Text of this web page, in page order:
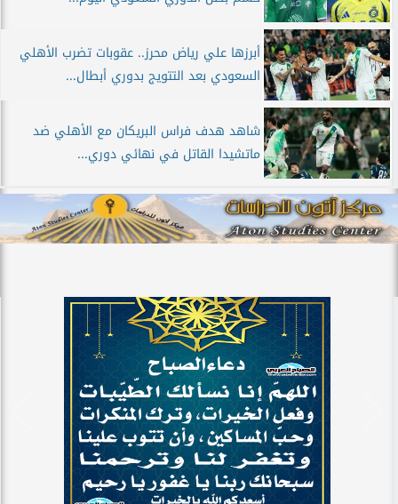
أبرزها علي رياض محرز.. عقوبات تضرب الأهلي
السعودي بعد التتويج بدوري أبطال...
شاهد هدف فراس البريكان مع الأهلي ضد
ماتشيدا القاتل في نهائي دوري...